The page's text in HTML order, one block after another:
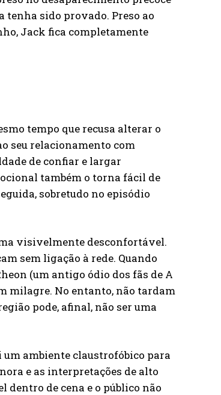
sido provado. Preso ao
Jack fica completamente
tempo que recusa alterar o
seu relacionamento com
de confiar e largar
também o torna fácil de
sobretudo no episódio
visivelmente desconfortável.
sem ligação à rede. Quando
(um antigo ódio dos fãs de A
milagre. No entanto, não tardam
pode, afinal, não ser uma
ambiente claustrofóbico para
e as interpretações de alto
dentro de cena e o público não